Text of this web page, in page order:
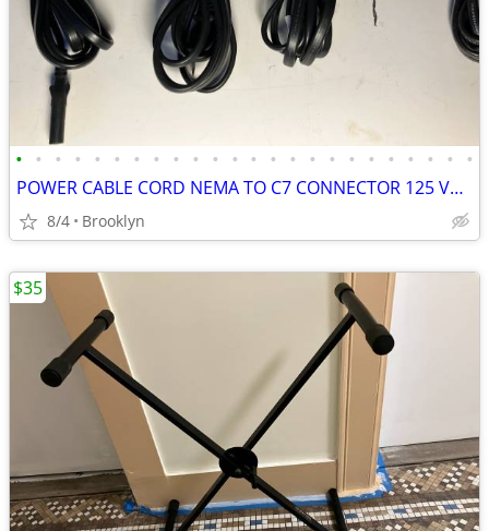
• • • • • • • • • • • • • • • • • • • • • • • •
POWER CABLE CORD NEMA TO C7 CONNECTOR 125 VOLT 6FT BLACK PV INSULATION
8/4 Brooklyn
$35